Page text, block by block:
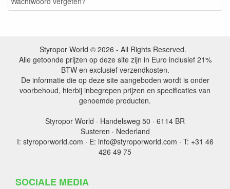
Styropor World © 2026 - All Rights Reserved.
Alle getoonde prijzen op deze site zijn in Euro inclusief 21%
BTW en exclusief verzendkosten.
De informatie die op deze site aangeboden wordt is onder
voorbehoud, hierbij inbegrepen prijzen en specificaties van
genoemde producten.
Styropor World · Handelsweg 50 · 6114 BR
Susteren · Nederland
I: styroporworld.com · E: info@styroporworld.com · T: +31 46
426 49 75
SOCIALE MEDIA